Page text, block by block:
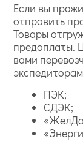
Если вы
отправить
Товары
предоплаты.
вами
ПЭК;
СДЭК;